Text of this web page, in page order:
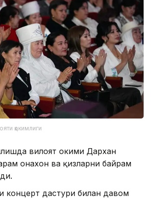
ҳокимлиги
вилоят ҳокими Дархан
онахон ва қизларни байрам
концерт дастури билан давом